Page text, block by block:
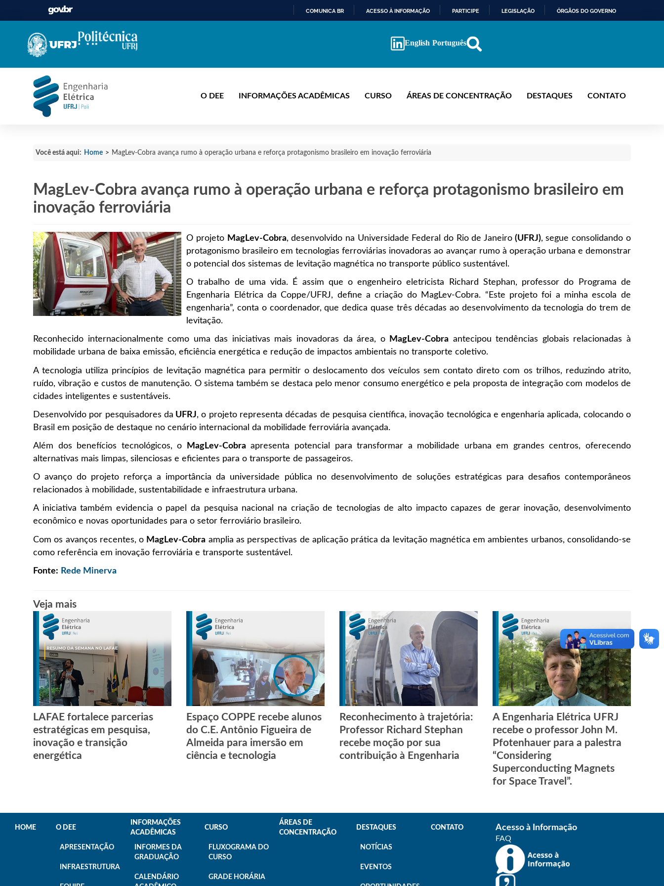
COMUNICA BR ACESSO À INFORMAÇÃO PARTICIPE LEGISLAÇÃO ÓRGÃOS DO GOVERNO
English Português
O DEE INFORMAÇÕES ACADÊMICAS CURSO ÁREAS DE CONCENTRAÇÃO DESTAQUES CONTATO
Você está aqui: Home > MagLev-Cobra avança rumo à operação urbana e reforça protagonismo brasileiro em inovação ferroviária
Veja mais
LAFAE fortalece parcerias
estratégicas em pesquisa,
inovação e transição
energética
Espaço COPPE recebe alunos
do C.E. Antônio Figueira de
Almeida para imersão em
ciência e tecnologia
Reconhecimento à trajetória:
Professor Richard Stephan
recebe moção por sua
contribuição à Engenharia
A Engenharia Elétrica UFRJ
recebe o professor John M.
Pfotenhauer para a palestra
“Considering
Superconducting Magnets
for Space Travel”.
MagLev-Cobra avança rumo à operação urbana e reforça protagonismo brasileiro em
inovação ferroviária
O projeto MagLev-Cobra, desenvolvido na Universidade Federal do Rio de Janeiro (UFRJ), segue consolidando o
protagonismo brasileiro em tecnologias ferroviárias inovadoras ao avançar rumo à operação urbana e demonstrar
o potencial dos sistemas de levitação magnética no transporte público sustentável.
O trabalho de uma vida. É assim que o engenheiro eletricista Richard Stephan, professor do Programa de
Engenharia Elétrica da Coppe/UFRJ, define a criação do MagLev-Cobra. “Este projeto foi a minha escola de
engenharia”, conta o coordenador, que dedica quase três décadas ao desenvolvimento da tecnologia do trem de
levitação.
Reconhecido internacionalmente como uma das iniciativas mais inovadoras da área, o MagLev-Cobra antecipou tendências globais relacionadas à
mobilidade urbana de baixa emissão, eficiência energética e redução de impactos ambientais no transporte coletivo.
A tecnologia utiliza princípios de levitação magnética para permitir o deslocamento dos veículos sem contato direto com os trilhos, reduzindo atrito,
ruído, vibração e custos de manutenção. O sistema também se destaca pelo menor consumo energético e pela proposta de integração com modelos de
cidades inteligentes e sustentáveis.
Desenvolvido por pesquisadores da UFRJ, o projeto representa décadas de pesquisa científica, inovação tecnológica e engenharia aplicada, colocando o
Brasil em posição de destaque no cenário internacional da mobilidade ferroviária avançada.
Além dos benefícios tecnológicos, o MagLev-Cobraapresenta potencial para transformar a mobilidade urbana em grandes centros, oferecendo
alternativas mais limpas, silenciosas e eficientes para o transporte de passageiros.
O avanço do projeto reforça a importância da universidade pública no desenvolvimento de soluções estratégicas para desafios contemporâneos
relacionados à mobilidade, sustentabilidade e infraestrutura urbana.
A iniciativa também evidencia o papel da pesquisa nacional na criação de tecnologias de alto impacto capazes de gerar inovação, desenvolvimento
econômico e novas oportunidades para o setor ferroviário brasileiro.
Com os avanços recentes, o MagLev-Cobra amplia as perspectivas de aplicação prática da levitação magnética em ambientes urbanos, consolidando-se
como referência em inovação ferroviária e transporte sustentável.
Fonte: Rede Minerva
HOME O DEE
APRESENTAÇÃO
INFRAESTRUTURA
INFORMAÇÕES
ACADÊMICAS
INFORMES DA
GRADUAÇÃO
CALENDÁRIO
CURSO
FLUXOGRAMA DO
CURSO
GRADE HORÁRIA
ÁREAS DE
CONCENTRAÇÃO
DESTAQUES
NOTÍCIAS
EVENTOS
CONTATO Acesso à Informação
FAQ